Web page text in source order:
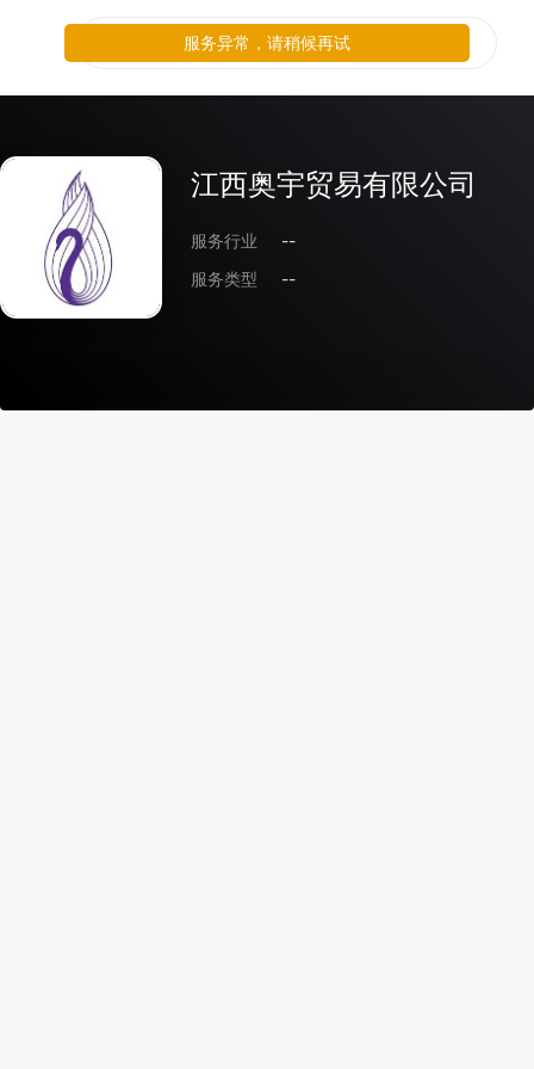
江西奥宇贸易有限公司
服务行业
--
服务类型
--
服务异常，请稍候再试